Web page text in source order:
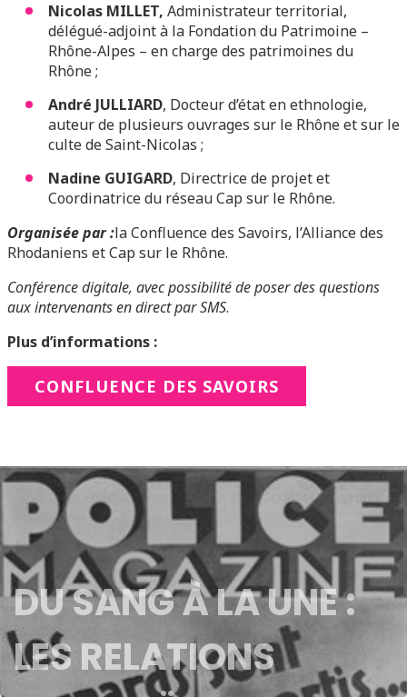
Nicolas MILLET, Administrateur territorial,
délégué-adjoint à la Fondation du Patrimoine –
Rhône-Alpes – en charge des patrimoines du
Rhône ;
André JULLIARD, Docteur d’état en ethnologie,
auteur de plusieurs ouvrages sur le Rhône et sur le
culte de Saint-Nicolas ;
Nadine GUIGARD, Directrice de projet et
Coordinatrice du réseau Cap sur le Rhône.
Organisée par :la Confluence des Savoirs, l’Alliance des
Rhodaniens et Cap sur le Rhône.
Conférence digitale, avec possibilité de poser des questions
aux intervenants en direct par SMS.
Plus d’informations :
CONFLUENCE DES SAVOIRS
DU SANG À LA UNE :
LES RELATIONS